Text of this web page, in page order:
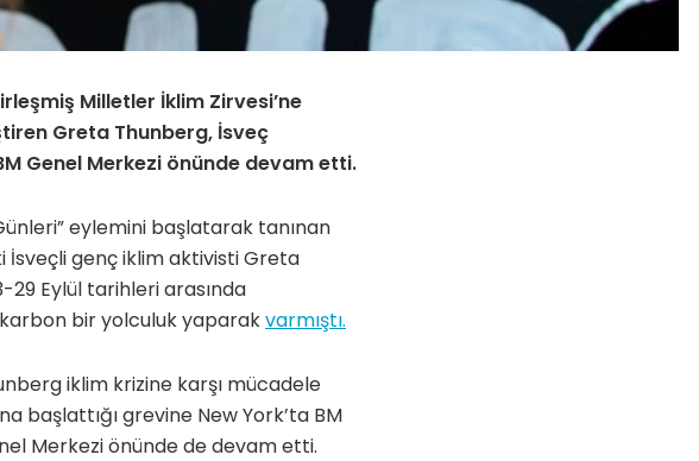
Milletler İklim Zirvesi’ne
Greta Thunberg, İsveç
Genel Merkezi önünde devam etti.
eylemini başlatarak tanınan
İsveçli genç iklim aktivisti Greta
29 Eylül tarihleri arasında
karbon bir yolculuk yaparakvarmıştı.
iklim krizine karşı mücadele
başlattığı grevine New York’ta BM
Merkezi önünde de devam etti.